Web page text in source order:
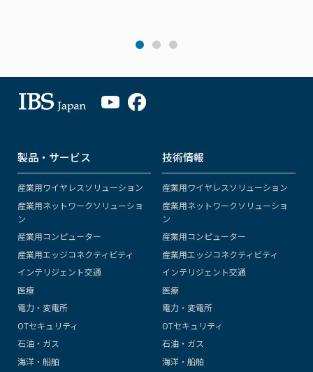
製品・サービス
産業用ワイヤレスソリューション
産業用ネットワークソリューショ
ン
産業用コンピューター
産業用エッジコネクティビティ
インテリジェント交通
医療
電力・変電所
OTセキュリティ
石油・ガス
海洋・船舶
技術情報
産業用ワイヤレスソリューション
産業用ネットワークソリューショ
ン
産業用コンピューター
産業用エッジコネクティビティ
インテリジェント交通
医療
電力・変電所
OTセキュリティ
石油・ガス
海洋・船舶